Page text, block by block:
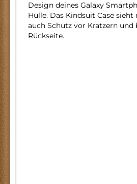
Design deines Galaxy
Hülle. Das Kindsuit Case
auch Schutz vor Kratzern und
Rückseite.